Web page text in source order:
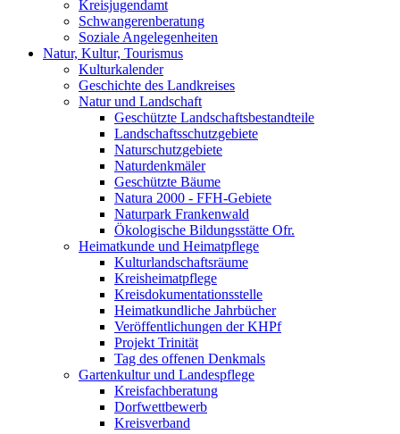
Kreisjugendamt
Schwangerenberatung
Soziale Angelegenheiten
Natur, Kultur, Tourismus
Kulturkalender
Geschichte des Landkreises
Natur und Landschaft
Geschützte Landschaftsbestandteile
Landschaftsschutzgebiete
Naturschutzgebiete
Naturdenkmäler
Geschützte Bäume
Natura 2000 - FFH-Gebiete
Naturpark Frankenwald
Ökologische Bildungsstätte Ofr.
Heimatkunde und Heimatpflege
Kulturlandschaftsräume
Kreisheimatpflege
Kreisdokumentationsstelle
Heimatkundliche Jahrbücher
Veröffentlichungen der KHPf
Projekt Trinität
Tag des offenen Denkmals
Gartenkultur und Landespflege
Kreisfachberatung
Dorfwettbewerb
Kreisverband